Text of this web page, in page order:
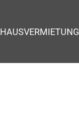
HAUSVERMIETUNG